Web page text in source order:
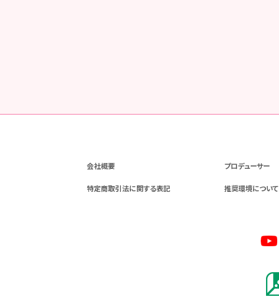
会社概要 プロデューサー
特定商取引法に関する表記 推奨環境について